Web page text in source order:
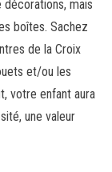
décorations, mais
boîtes. Sachez
de la Croix
et/ou les
votre enfant aura
une valeur